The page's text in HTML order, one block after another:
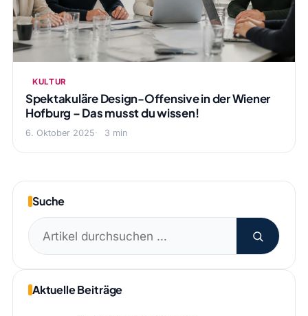
KULTUR
Spektakuläre Design-Offensive in der Wiener
Hofburg – Das musst du wissen!
6. Oktober 2025 3 min
Suche
Suchen
nach:
Aktuelle Beiträge